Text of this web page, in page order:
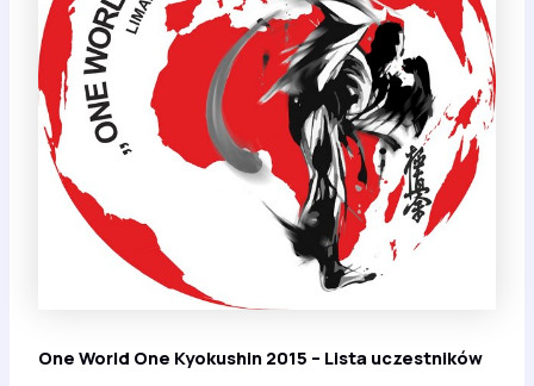
One World One Kyokushin 2015 – Lista uczestników